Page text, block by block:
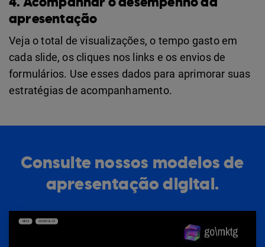
apresentação
Veja o total de visualizações, o tempo gasto em
cada slide, os cliques nos links e os envios de
formulários. Use esses dados para aprimorar suas
estratégias de acompanhamento.
Consulte nossos modelos de
apresentação digital.